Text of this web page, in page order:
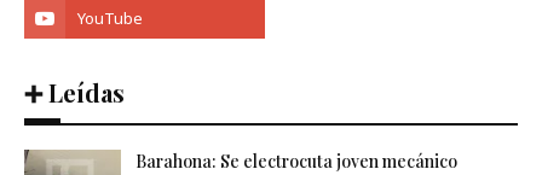
➕ Leídas
Barahona: Se electrocuta joven mecánico